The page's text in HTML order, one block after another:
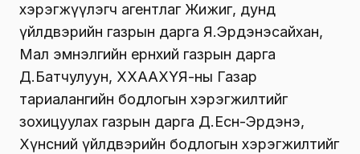
хэрэгжүүлэгч агентлаг Жижиг, дунд
үйлдвэрийн газрын дарга Я.Эрдэнэсайхан,
Мал эмнэлгийн ерөнхий газрын дарга
Д.Батчулуун, ХХААХҮЯ-ны Газар
тариалангийн бодлогын хэрэгжилтийг
зохицуулах газрын дарга Д.Есөн-Эрдэнэ,
Хүнсний үйлдвэрийн бодлогын хэрэгжилтийг